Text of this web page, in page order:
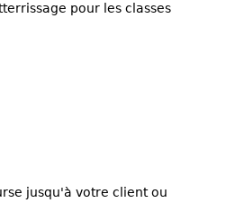
pour les classes
jusqu'à votre client ou